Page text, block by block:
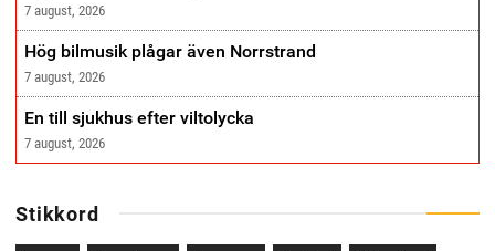
7 august, 2026
Hög bilmusik plågar även Norrstrand
7 august, 2026
En till sjukhus efter viltolycka
7 august, 2026
Stikkord